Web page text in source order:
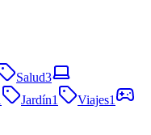
Salud3
Jardín1 Viajes1